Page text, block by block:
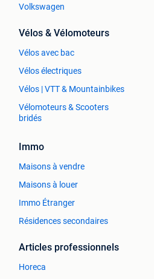
Volkswagen
Vélos & Vélomoteurs
Vélos avec bac
Vélos électriques
Vélos | VTT & Mountainbikes
Vélomoteurs & Scooters
bridés
Immo
Maisons à vendre
Maisons à louer
Immo Étranger
Résidences secondaires
Articles professionnels
Horeca